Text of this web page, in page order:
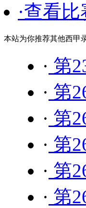
·查看比
本站为你推荐其他西甲
· 第
· 第
· 第
· 第
· 第
· 第